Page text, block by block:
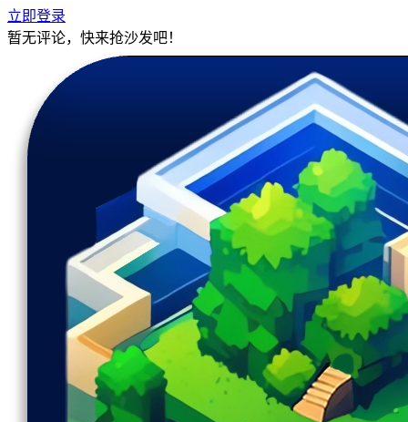
立即登录
暂无评论，快来抢沙发吧！